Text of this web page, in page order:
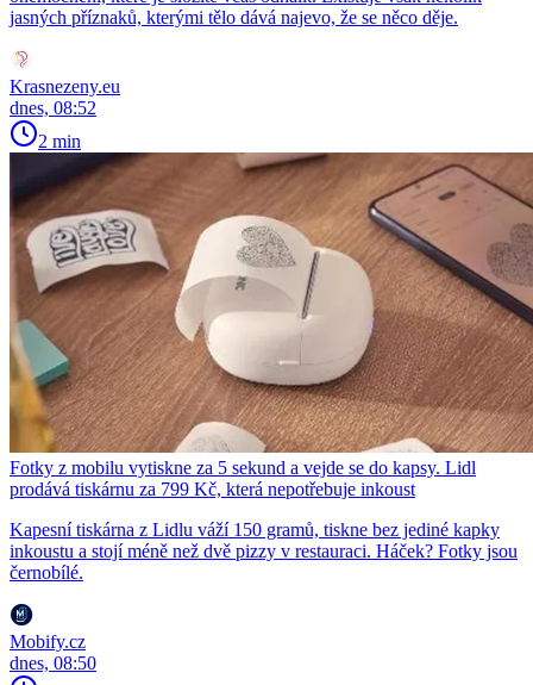
jasných příznaků, kterými tělo dává najevo, že se něco děje.
Krasnezeny.eu
dnes, 08:52
2 min
Fotky z mobilu vytiskne za 5 sekund a vejde se do kapsy. Lidl
prodává tiskárnu za 799 Kč, která nepotřebuje inkoust
Kapesní tiskárna z Lidlu váží 150 gramů, tiskne bez jediné kapky
inkoustu a stojí méně než dvě pizzy v restauraci. Háček? Fotky jsou
černobílé.
Mobify.cz
dnes, 08:50